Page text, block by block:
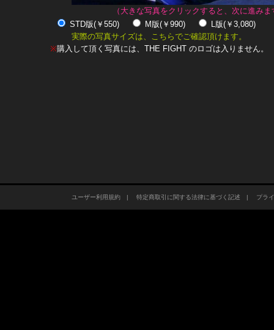
（大きな写真をクリックすると、次に進みま
STD版(￥550)
M版(￥990)
L版(￥3,080)
実際の写真サイズは、こちらでご確認頂けます。
※購入して頂く写真には、THE FIGHT のロゴは入りません。
ユーザー利用規約| 特定商取引に関する法律に基づく記述 | プラ